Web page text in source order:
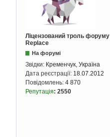
Ліцензований троль форуму
Replace
На форумі
Звідки: Кременчук, Україна
Дата реєстрації: 18.07.2012
Повідомлень: 4 870
Репутація: 2550